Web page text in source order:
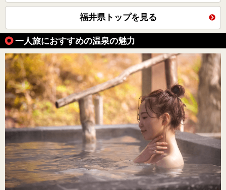
福井県トップを見る
一人旅におすすめの温泉の魅力